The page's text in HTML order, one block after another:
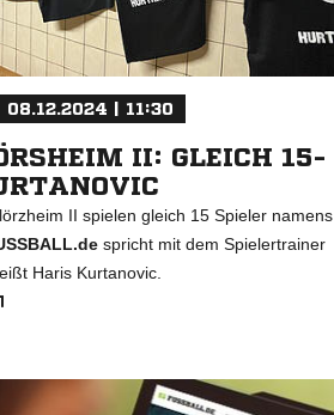
08.12.2024 | 11:30
II: GLEICH 15-
II spielen gleich 15 Spieler namens
spricht mit dem Spielertrainer
Haris Kurtanovic.